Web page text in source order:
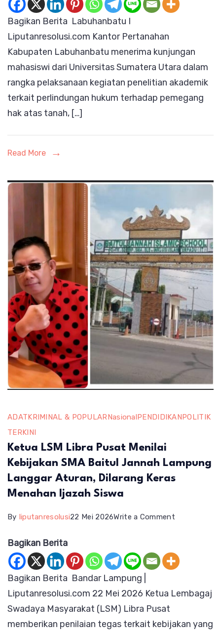
Lakukan
Kantor
Pertanahan
Terkait
Bagikan Berita Labuhanbatu I
Liputanresolusi.com Kantor Pertanahan
Kabupaten Labuhanbatu menerima kunjungan
mahasiswi dari Universitas Sumatera Utara dalam
rangka pelaksanaan kegiatan penelitian akademik
terkait perlindungan hukum terhadap pemegang
hak atas tanah, […]
Read More
ADATKRIMINAL & POPULARNasionalPENDIDIKANPOLITIK
TERKINI
Ketua LSM Libra Pusat Menilai
Kebijakan SMA Baitul Jannah Lampung
Langgar Aturan, Dilarang Keras
Menahan Ijazah Siswa
By liputanresolusi22 Mei 2026Write a Commenton
Libra
Menilai
SMA
Bagikan Berita
Bagikan Berita Bandar Lampung |
Liputanresolusi.com 22 Mei 2026 Ketua Lembagaj
Swadaya Masyarakat (LSM) Libra Pusat
memberikan penilaian tegas terkait kebijakan yang